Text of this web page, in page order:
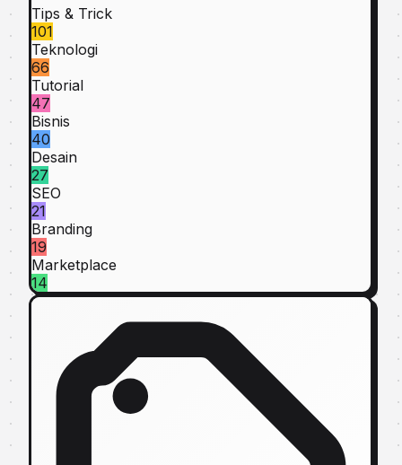
Tips & Trick
101
Teknologi
66
Tutorial
47
Bisnis
40
Desain
27
SEO
21
Branding
19
Marketplace
14